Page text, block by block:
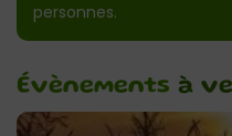
personnes.
Évènements à